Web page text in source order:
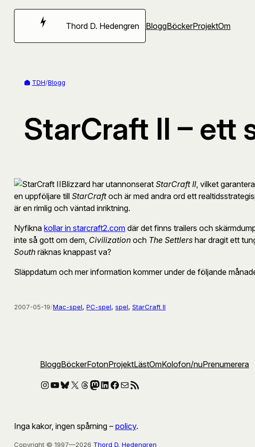
Hoppa
Thord D. Hedengren BloggBöckerProjektOm
TDH/Blogg
StarCraft II – ett
Blizzard har utannonserat StarCraft II , vilket
en uppföljare till StarCraftoch är med andra ord ett
är en rimlig och väntad inriktning.
Nyfikna kollar in starcraft2.com där det finns trailers och
inte så gott om dem, Civilization och The Settlers har dragit ett
South räknas knappast va?
Släppdatum och mer information kommer under de följande
2007-05-19/Mac-spel, PC-spel, spel, StarCraft II
BloggBöckerFotonProjektLästOmKolofon/nuPrenumerera
Instagram
YouTube
Bluesky
X Threads
Mastodon
LinkedIn
Facebook
E-postRSS-flöde
Inga kakor, ingen spårning – policy.
Copyright © 1997—2026 Thord D. Hedengren